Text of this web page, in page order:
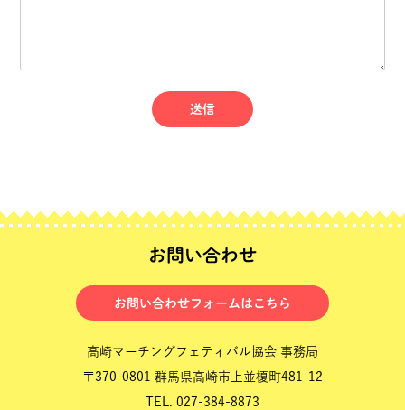
お問い合わせ
お問い合わせフォームはこちら
高崎マーチングフェティバル協会 事務局
〒370-0801 群馬県高崎市上並榎町481-12
TEL. 027-384-8873